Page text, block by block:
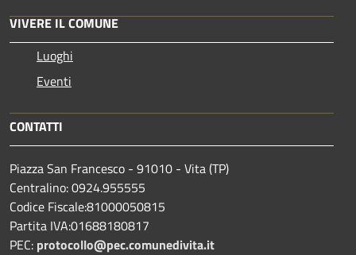
VIVERE IL COMUNE
Luoghi
Eventi
CONTATTI
Piazza San Francesco - 91010 - Vita (TP)
Centralino: 0924.955555
Codice Fiscale:81000050815
Partita IVA:01688180817
PEC: protocollo@pec.comunedivita.it